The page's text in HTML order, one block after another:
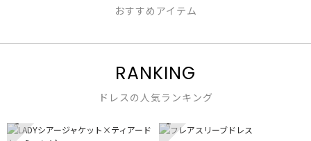
おすすめアイテム
RANKING
ドレスの人気ランキング
1 2